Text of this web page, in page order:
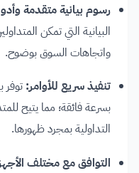
رسوم بيانية متقدمة
البيانية التي تمكن
واتجاهات السوق بوضوح.
تنفيذ سريع للأوامر: توفر
بسرعة فائقة؛ مما يتيح
التداولية بمجرد ظهورها.
التوافق مع مختلف